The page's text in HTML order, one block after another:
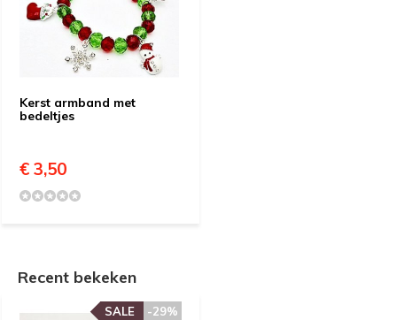
Kerst armband met
bedeltjes
€ 3,50
Recent bekeken
-29%
SALE